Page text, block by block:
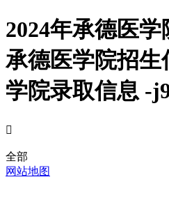
2024年承德医学
承德医学院招生
学院录取信息 -

全部
网站地图